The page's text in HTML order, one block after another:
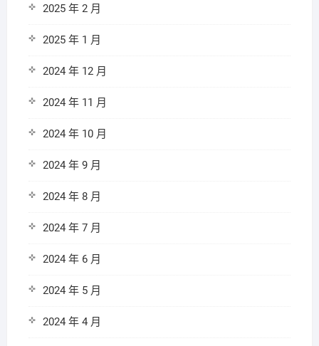
2025 年 2 月
2025 年 1 月
2024 年 12 月
2024 年 11 月
2024 年 10 月
2024 年 9 月
2024 年 8 月
2024 年 7 月
2024 年 6 月
2024 年 5 月
2024 年 4 月